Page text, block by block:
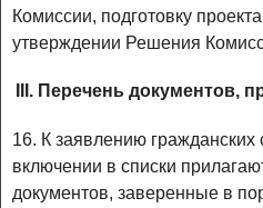
Комиссии, подготовку
утверждении Решения
III. Перечень документов,
16. К заявлению
включении в списки
документов, заверенные в